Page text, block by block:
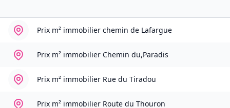
Prix m² immobilier chemin de Lafargue
Prix m² immobilier Chemin du,Paradis
Prix m² immobilier Rue du Tiradou
Prix m² immobilier Route du Thouron